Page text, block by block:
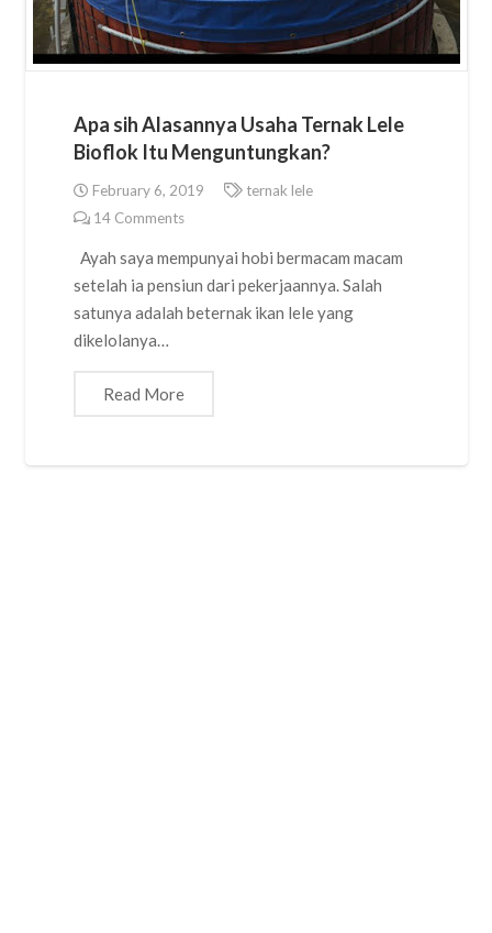
Apa sih Alasannya Usaha Ternak Lele
Bioflok Itu Menguntungkan?
February 6, 2019
ternak lele
14 Comments
Ayah saya mempunyai hobi bermacam macam
setelah ia pensiun dari pekerjaannya. Salah
satunya adalah beternak ikan lele yang
dikelolanya…
Read More